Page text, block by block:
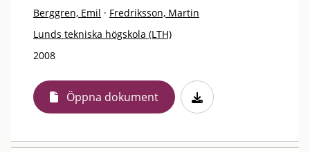
Berggren, Emil · Fredriksson, Martin
Lunds tekniska högskola (LTH)
2008
Öppna dokument